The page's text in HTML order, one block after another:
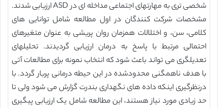
شخصی تری به مهارتهای اجتماعی مداخله ای در ASD ارزیابی شدند.
مشخصات شرکت کنندگان در اول مطالعه شامل توانایی های
کلامی، سن، و اختلالات همزمان روان پریشی به عنوان متغیرهای
احتمالی مرتبط با پاسخ به درمان ارزیابی گردیدند. تحلیلهای
تعدیلگری می تواند باعث شود که انتخاب نمونه برای مطالعات آتی
با هدف ناهمگنی محدودشده در این حیطه درمانی پربار گردد. با
درنظرگیری اینکه داده های نگهداری بندرت گزارش می شود ولی تا
حد زیادی مورد نیاز هستند، این مطالعه شامل یک ارزیابی پیگیری